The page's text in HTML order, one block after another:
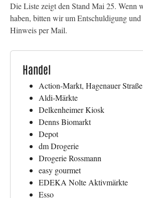
Die Liste zeigt den Stand Mai 25. Wenn
haben, bitten wir um Entschuldigung und
Hinweis per Mail.
Handel
Action-Markt, Hagenauer Straße
Aldi-Märkte
Delkenheimer Kiosk
Denns Biomarkt
Depot
dm Drogerie
Drogerie Rossmann
easy gourmet
EDEKA Nolte Aktivmärkte
Esso